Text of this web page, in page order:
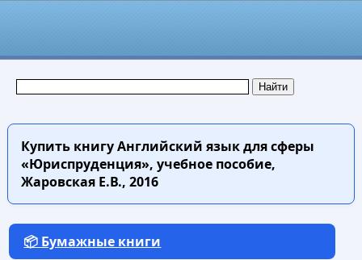
Купить книгуАнглийский язык для сферы
«Юриспруденция», учебное пособие,
Жаровская Е.В., 2016
📦 Бумажные книги